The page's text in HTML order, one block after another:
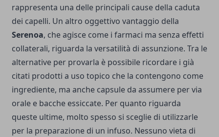
rappresenta una delle principali cause della caduta
dei capelli. Un altro oggettivo vantaggio della
Serenoa, che agisce come i farmaci ma senza effetti
collaterali, riguarda la versatilità di assunzione. Tra le
alternative per provarla è possibile ricordare i già
citati prodotti a uso topico che la contengono come
ingrediente, ma anche capsule da assumere per via
orale e bacche essiccate. Per quanto riguarda
queste ultime, molto spesso si sceglie di utilizzarle
per la preparazione di un infuso. Nessuno vieta di